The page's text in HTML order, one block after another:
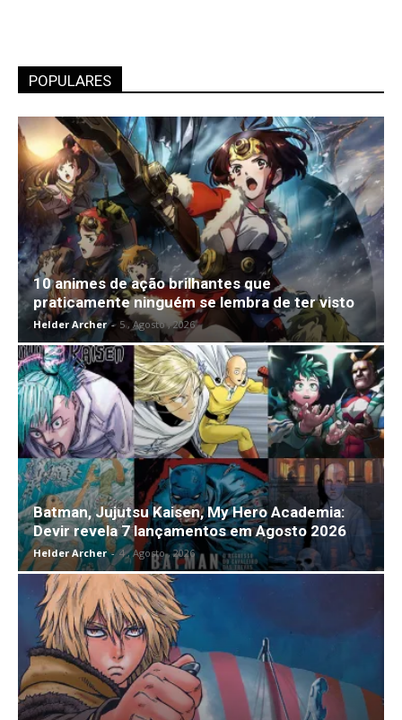
POPULARES
10 animes de ação brilhantes que
praticamente ninguém se lembra de ter visto
Helder Archer - 5 , Agosto , 2026
Batman, Jujutsu Kaisen, My Hero Academia:
Devir revela 7 lançamentos em Agosto 2026
Helder Archer - 4 , Agosto , 2026